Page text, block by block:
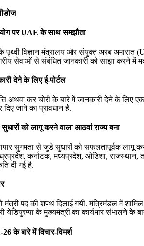
पर UAE के साथ समझौता
विज्ञान मंत्रालय और संयुक्त अरब अमारात
सेवाओं से संबंधित जानकारी को साझा करने में
देने के लिए ई-पोर्टल
अथवा कर चोरी के बारे में जानकारी देने के लिए
जाने का प्रावधान है.
को लागू करने वाला आठवां राज्‍य बना
सुगमता से जुडे सुधारों को सफलतापूर्वक
कर्नाटक, मध्‍यप्रदेश, ओडिशा, राजस्‍थान,
दी गई है.
मंत्री पद की शपथ दिलाई गयी. मंत्रिमंडल में
येडियुरप्पा के मुख्‍यमंत्री का कार्यभार संभालने के
26 के बारे में विचार-विमर्श